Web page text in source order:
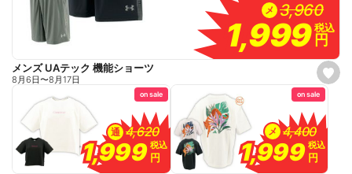
s
e
メ 3,960
3,960
1,999
1,999税込
税込
円
円
メンズ UAテック 機能ショーツ
8月6日〜8月17日
on sale
通 4,620
4,620
1,999
1,999税込
税込
円
円
on sale
メ 4,400
4,400
1,999
1,999 税込
税込
円
円